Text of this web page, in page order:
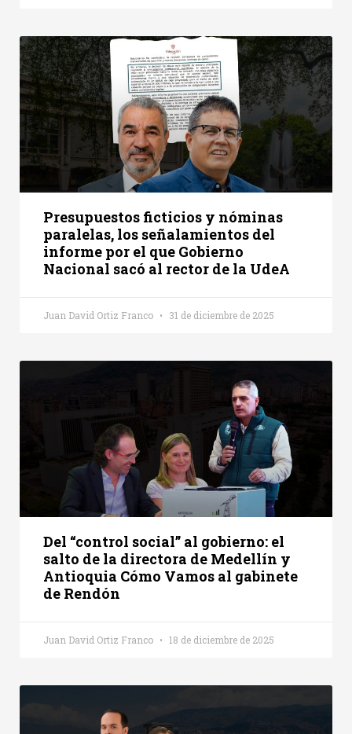
Presupuestos ficticios y nóminas
paralelas, los señalamientos del
informe por el que Gobierno
Nacional sacó al rector de la UdeA
Juan David Ortiz Franco 31 de diciembre de 2025
Del “control social” al gobierno: el
salto de la directora de Medellín y
Antioquia Cómo Vamos al gabinete
de Rendón
Juan David Ortiz Franco 18 de diciembre de 2025